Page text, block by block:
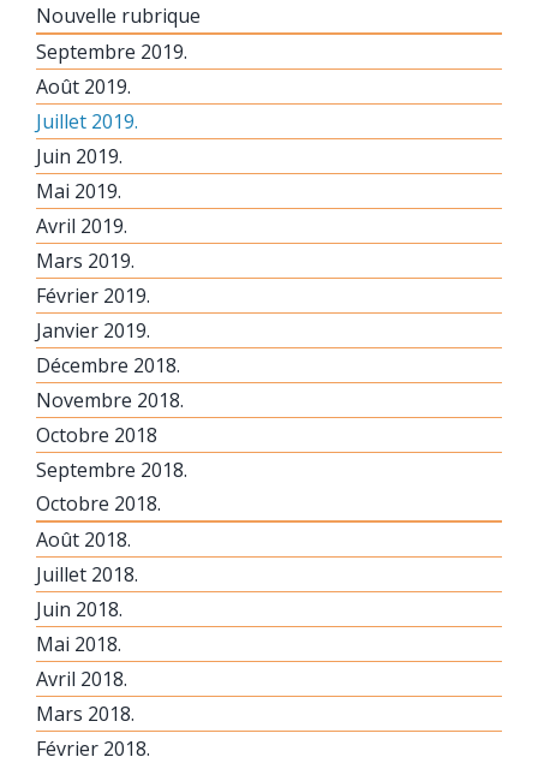
Nouvelle rubrique
Septembre 2019.
Août 2019.
Juillet 2019.
Juin 2019.
Mai 2019.
Avril 2019.
Mars 2019.
Février 2019.
Janvier 2019.
Décembre 2018.
Novembre 2018.
Octobre 2018
Septembre 2018.
Octobre 2018.
Août 2018.
Juillet 2018.
Juin 2018.
Mai 2018.
Avril 2018.
Mars 2018.
Février 2018.